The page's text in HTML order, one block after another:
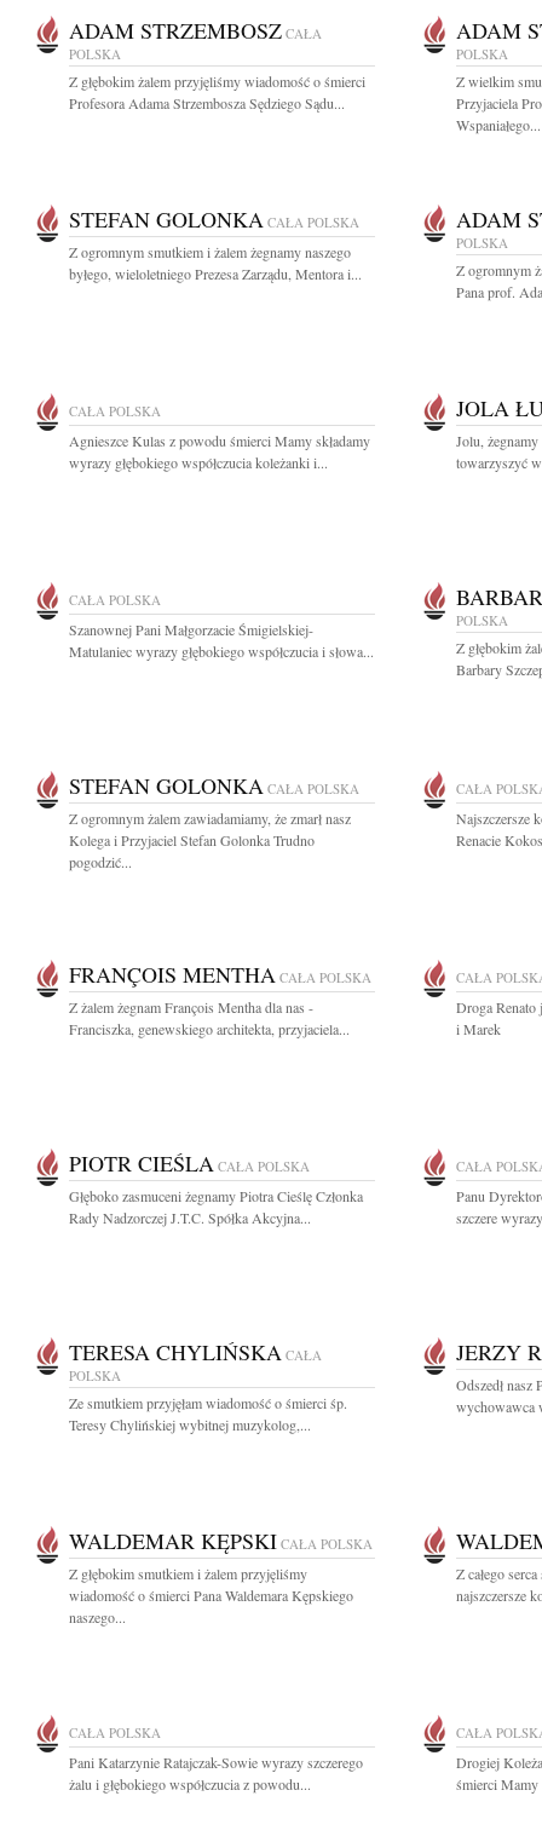
ADAM STRZEMBOSZ CAŁA
POLSKA
Z głębokim żalem przyjęliśmy wiadomość o śmierci
Profesora Adama Strzembosza Sędziego Sądu...
ADAM
POLSKA
Z wielkim
Przyjaciela
Wspaniałego...
STEFAN GOLONKA CAŁA POLSKA
Z ogromnym smutkiem i żalem żegnamy naszego
byłego, wieloletniego Prezesa Zarządu, Mentora i...
ADAM
POLSKA
Z ogromnym
Pana prof.
CAŁA POLSKA
Agnieszce Kulas z powodu śmierci Mamy składamy
wyrazy głębokiego współczucia koleżanki i...
JOLA
Jolu, żegnamy
towarzyszyć
CAŁA POLSKA
Szanownej Pani Małgorzacie Śmigielskiej-
Matulaniec wyrazy głębokiego współczucia i słowa...
POLSKA
Z głębokim
Barbary
STEFAN GOLONKA CAŁA POLSKA
Z ogromnym żalem zawiadamiamy, że zmarł nasz
Kolega i Przyjaciel Stefan Golonka Trudno
pogodzić...
CAŁA
Najszczersze
Renacie
FRANÇOIS MENTHA CAŁA POLSKA
Z żalem żegnam François Mentha dla nas -
Franciszka, genewskiego architekta, przyjaciela...
CAŁA
Droga Renato
i Marek
PIOTR CIEŚLA CAŁA POLSKA
Głęboko zasmuceni żegnamy Piotra Cieślę Członka
Rady Nadzorczej J.T.C. Spółka Akcyjna...
CAŁA
Panu
szczere
TERESA CHYLIŃSKA CAŁA
POLSKA
Ze smutkiem przyjęłam wiadomość o śmierci śp.
Teresy Chylińskiej wybitnej muzykolog,...
JERZY
Odszedł
wychowawca
WALDEMAR KĘPSKI CAŁA POLSKA
Z głębokim smutkiem i żalem przyjęliśmy
wiadomość o śmierci Pana Waldemara Kępskiego
naszego...
Z całego
najszczersze
CAŁA POLSKA
Pani Katarzynie Ratajczak-Sowie wyrazy szczerego
żalu i głębokiego współczucia z powodu...
CAŁA
Drogiej
śmierci Mamy